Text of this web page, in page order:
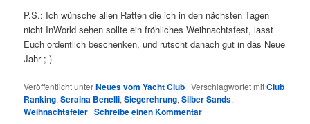
P.S.: Ich wünsche allen Ratten die ich in den nächsten Tagen
nicht InWorld sehen sollte ein fröhliches Weihnachtsfest, lasst
Euch ordentlich beschenken, und rutscht danach gut in das Neue
Jahr ;-)
Veröffentlicht unterNeues vom Yacht Club |Verschlagwortet mitClub
Ranking,Seraina Benelli,Siegerehrung,Silber Sands,
Weihnachtsfeier |Schreibe einen Kommentar